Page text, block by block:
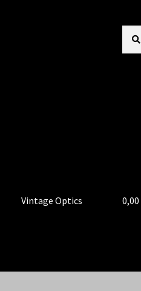
după:
Vintage Optics 0,00